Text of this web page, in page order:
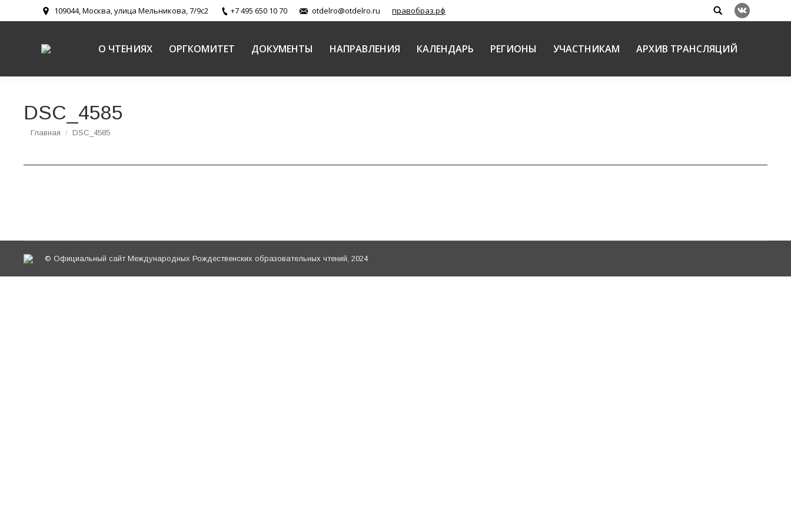
109044, Москва, улица Мельникова, 7/9с2 +7 495 650 10 70 otdelro@otdelro.ru правобраз.рф Search:
Вконтакте
О ЧТЕНИЯХ ОРГКОМИТЕТ ДОКУМЕНТЫ НАПРАВЛЕНИЯ КАЛЕНДАРЬ РЕГИОНЫ УЧАСТНИКАМ АРХИВ ТРАНСЛЯЦИЙ
DSC_4585
Вы здесь:
Главная DSC_4585
© Официальный сайт Международных Рождественских образовательных чтений, 2024